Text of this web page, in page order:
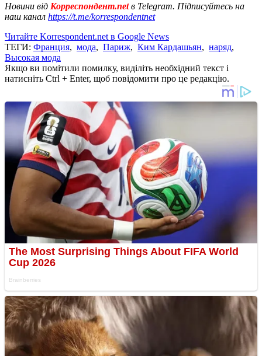
Новини від Корреспондент.netв Telegram. Підписуйтесь на
наш канал https://t.me/korrespondentnet
Читайте Korrespondent.net в Google News
ТЕГИ: Франция, мода, Париж, Ким Кардашьян, наряд,
Высокая мода
Якщо ви помітили помилку, виділіть необхідний текст і
натисніть Ctrl + Enter, щоб повідомити про це редакцію.